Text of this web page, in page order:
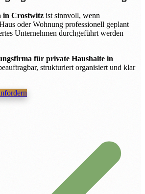
in Crostwitz ist sinnvoll, wenn
oder Wohnung professionell geplant
Unternehmen durchgeführt werden
für private Haushalte in
strukturiert organisiert und klar